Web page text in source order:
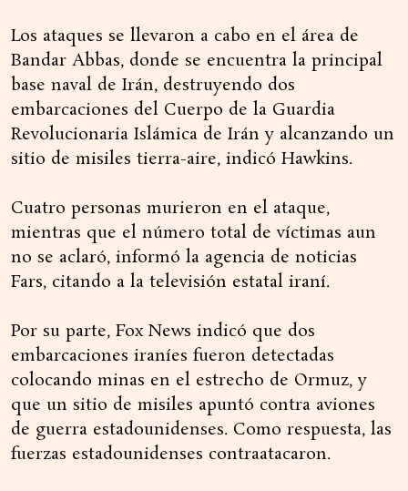
Los ataques se llevaron a cabo en el área de
Bandar Abbas, donde se encuentra la principal
base naval de Irán, destruyendo dos
embarcaciones del Cuerpo de la Guardia
Revolucionaria Islámica de Irán y alcanzando un
sitio de misiles tierra-aire, indicó Hawkins.
Cuatro personas murieron en el ataque,
mientras que el número total de víctimas aun
no se aclaró, informó la agencia de noticias
Fars, citando a la televisión estatal iraní.
Por su parte, Fox News indicó que dos
embarcaciones iraníes fueron detectadas
colocando minas en el estrecho de Ormuz, y
que un sitio de misiles apuntó contra aviones
de guerra estadounidenses. Como respuesta, las
fuerzas estadounidenses contraatacaron.